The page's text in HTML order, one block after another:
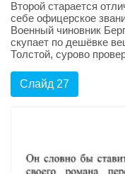
Второй старается
себе офицерское
Военный чиновник
скупает по дешёвке
Толстой, сурово
Слайд 27